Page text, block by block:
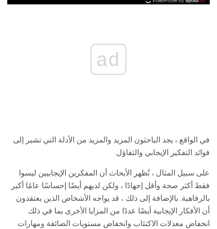
ad
في الواقع ، يجد الباحثون المزيد والمزيد من الأدلة التي تشير إلى
فوائد التفكير الإيجابي والتفاؤل.
على سبيل المثال ، تُظهر الأبحاث أن المفكرين الإيجابيين ليسوا
فقط أكثر صحة وأقل إجهادًا ، ولكن لديهم أيضًا إحساسًا عامًا أكبر
بالرفاهية. بالإضافة إلى ذلك ، قد يواجه الأشخاص الذين يعتقدون
أن الأفكار الإيجابية أيضًا عددًا من المزايا الأخرى بما في ذلك
انخفاض معدلات الاكتئاب وانخفاض مستويات الضائقة ومهارات